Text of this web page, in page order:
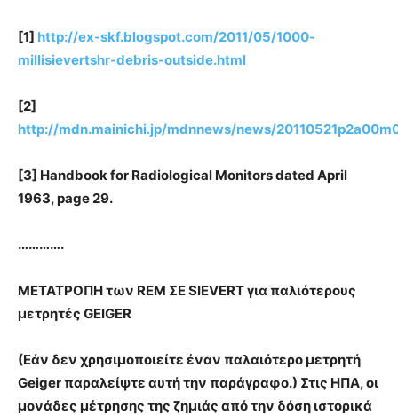
[1] http://ex-skf.blogspot.com/2011/05/1000-
millisievertshr-debris-outside.html
[2]
http://mdn.mainichi.jp/mdnnews/news/
[3] Handbook for Radiological Monitors dated April
1963, page 29.
………….
ΜΕΤΑΤΡΟΠΗ των REM ΣΕ SIEVERT για παλιότερους
μετρητές GEIGER
(Εάν δεν χρησιμοποιείτε έναν παλαιότερο μετρητή
Geiger παραλείψτε αυτή την παράγραφο.) Στις ΗΠΑ, οι
μονάδες μέτρησης της ζημιάς από την δόση ιστορικά